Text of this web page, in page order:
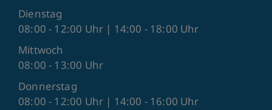
Dienstag
08:00 - 12:00 Uhr | 14:00 - 18:00 Uhr
Mittwoch
08:00 - 13:00 Uhr
Donnerstag
08:00 - 12:00 Uhr | 14:00 - 16:00 Uhr